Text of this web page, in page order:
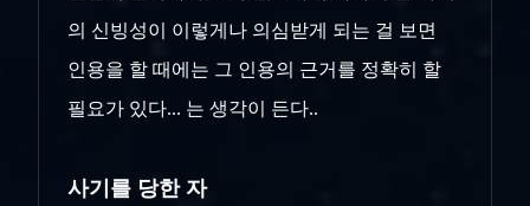
의 신빙성이 이렇게나 의심받게 되는 걸 보면
인용을 할 때에는 그 인용의 근거를 정확히 할
필요가 있다... 는 생각이 든다..
사기를 당한 자